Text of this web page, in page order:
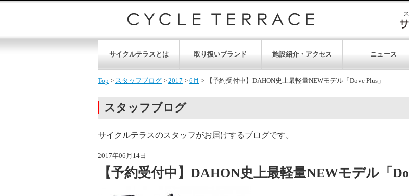
サイクルテラスとは 取り扱いブランド 施設紹介・アクセス ニュース
Top > スタッフブログ > 2017 > 6月 > 【予約受付中】DAHON史上最軽量NEWモデル「Dove Plus」
スタッフブログ
サイクルテラスのスタッフがお届けするブログです。
2017年06月14日
【予約受付中】DAHON史上最軽量NEWモデル「